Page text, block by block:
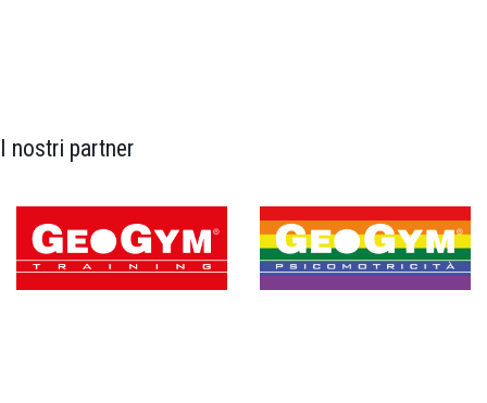
I nostri partner